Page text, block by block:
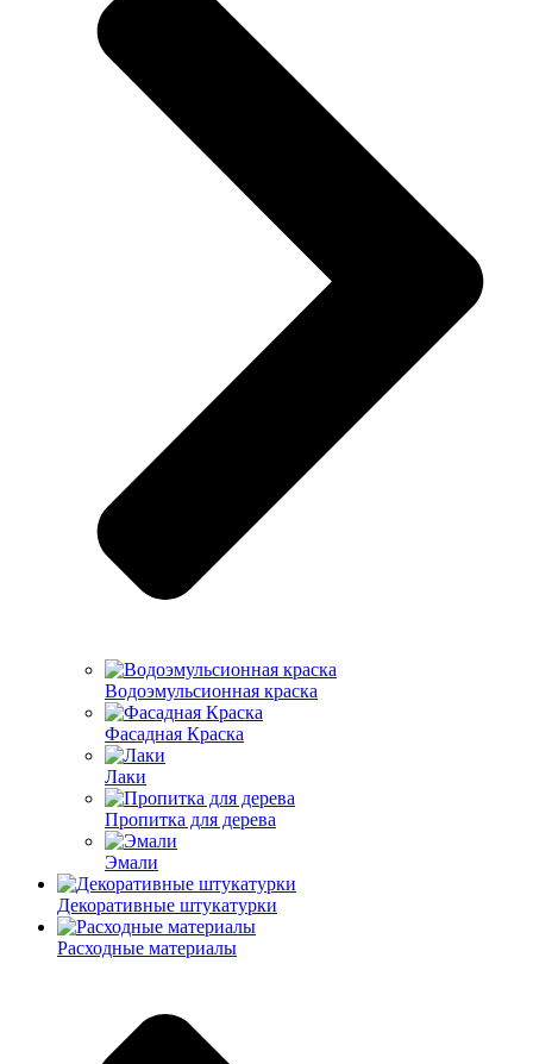
Водоэмульсионная краска
Фасадная Краска
Лаки
Пропитка для дерева
Эмали
Декоративные штукатурки
Расходные материалы